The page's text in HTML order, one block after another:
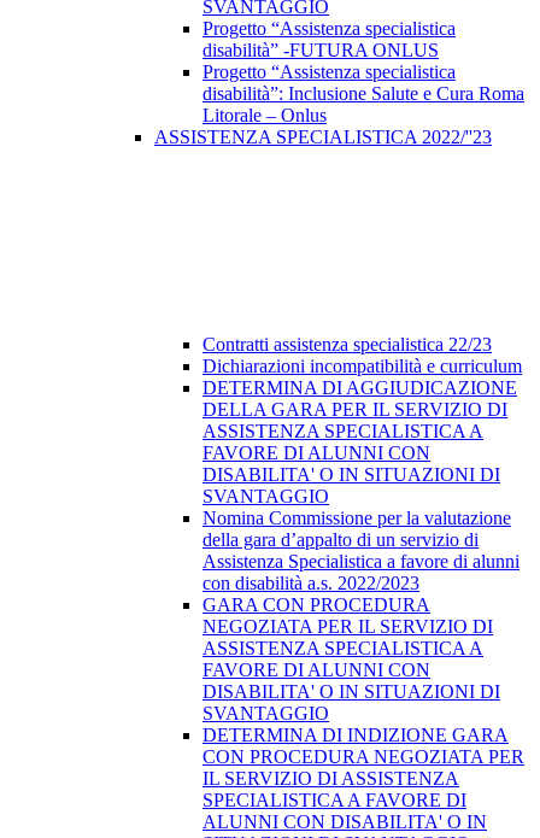
SVANTAGGIO
Progetto “Assistenza specialistica
disabilità” -FUTURA ONLUS
Progetto “Assistenza specialistica
disabilità”: Inclusione Salute e Cura Roma
Litorale – Onlus
ASSISTENZA SPECIALISTICA 2022/''23
Contratti assistenza specialistica 22/23
Dichiarazioni incompatibilità e curriculum
DETERMINA DI AGGIUDICAZIONE
DELLA GARA PER IL SERVIZIO DI
ASSISTENZA SPECIALISTICA A
FAVORE DI ALUNNI CON
DISABILITA' O IN SITUAZIONI DI
SVANTAGGIO
Nomina Commissione per la valutazione
della gara d’appalto di un servizio di
Assistenza Specialistica a favore di alunni
con disabilità a.s. 2022/2023
GARA CON PROCEDURA
NEGOZIATA PER IL SERVIZIO DI
ASSISTENZA SPECIALISTICA A
FAVORE DI ALUNNI CON
DISABILITA' O IN SITUAZIONI DI
SVANTAGGIO
DETERMINA DI INDIZIONE GARA
CON PROCEDURA NEGOZIATA PER
IL SERVIZIO DI ASSISTENZA
SPECIALISTICA A FAVORE DI
ALUNNI CON DISABILITA' O IN